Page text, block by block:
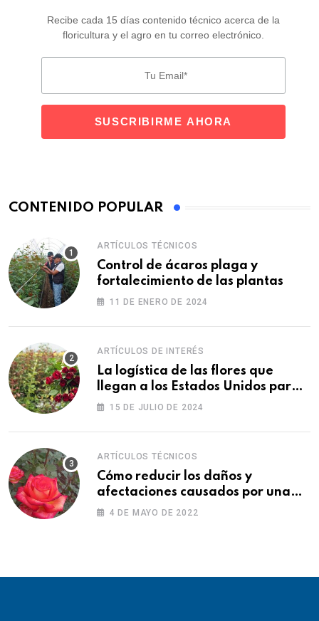
Recibe cada 15 días contenido técnico acerca de la
floricultura y el agro en tu correo electrónico.
CONTENIDO POPULAR
ARTÍCULOS TÉCNICOS
Control de ácaros plaga y
fortalecimiento de las plantas
11 DE ENERO DE 2024
ARTÍCULOS DE INTERÉS
La logística de las flores que
llegan a los Estados Unidos para
las fiestas
15 DE JULIO DE 2024
ARTÍCULOS TÉCNICOS
Cómo reducir los daños y
afectaciones causados por una
fitotoxicidad
4 DE MAYO DE 2022